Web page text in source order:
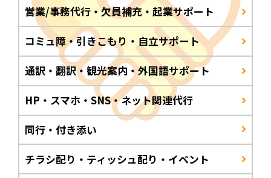
営業/事務代行・欠員補充・起業サポート
コミュ障・引きこもり・自立サポート
通訳・翻訳・観光案内・外国語サポート
HP・スマホ・SNS・ネット関連代行
同行・付き添い
チラシ配り・ティッシュ配り・イベント